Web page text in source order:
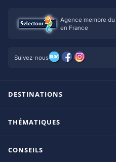
Agence membre du
en France
Suivez-nous
DESTINATIONS
Ile Maurice
THÉMATIQUES
CONSEILS